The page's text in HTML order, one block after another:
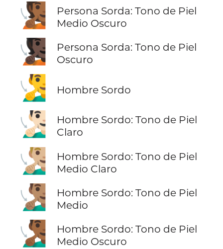
🧏🏾
Persona Sorda: Tono de Piel
Medio Oscuro
🧏🏿
Persona Sorda: Tono de Piel
Oscuro
🧏‍♂️ Hombre Sordo
🧏🏻‍♂️
Hombre Sordo: Tono de Piel
Claro
🧏🏼‍♂️
Hombre Sordo: Tono de Piel
Medio Claro
🧏🏽‍♂️
Hombre Sordo: Tono de Piel
Medio
🧏🏾‍♂️
Hombre Sordo: Tono de Piel
Medio Oscuro